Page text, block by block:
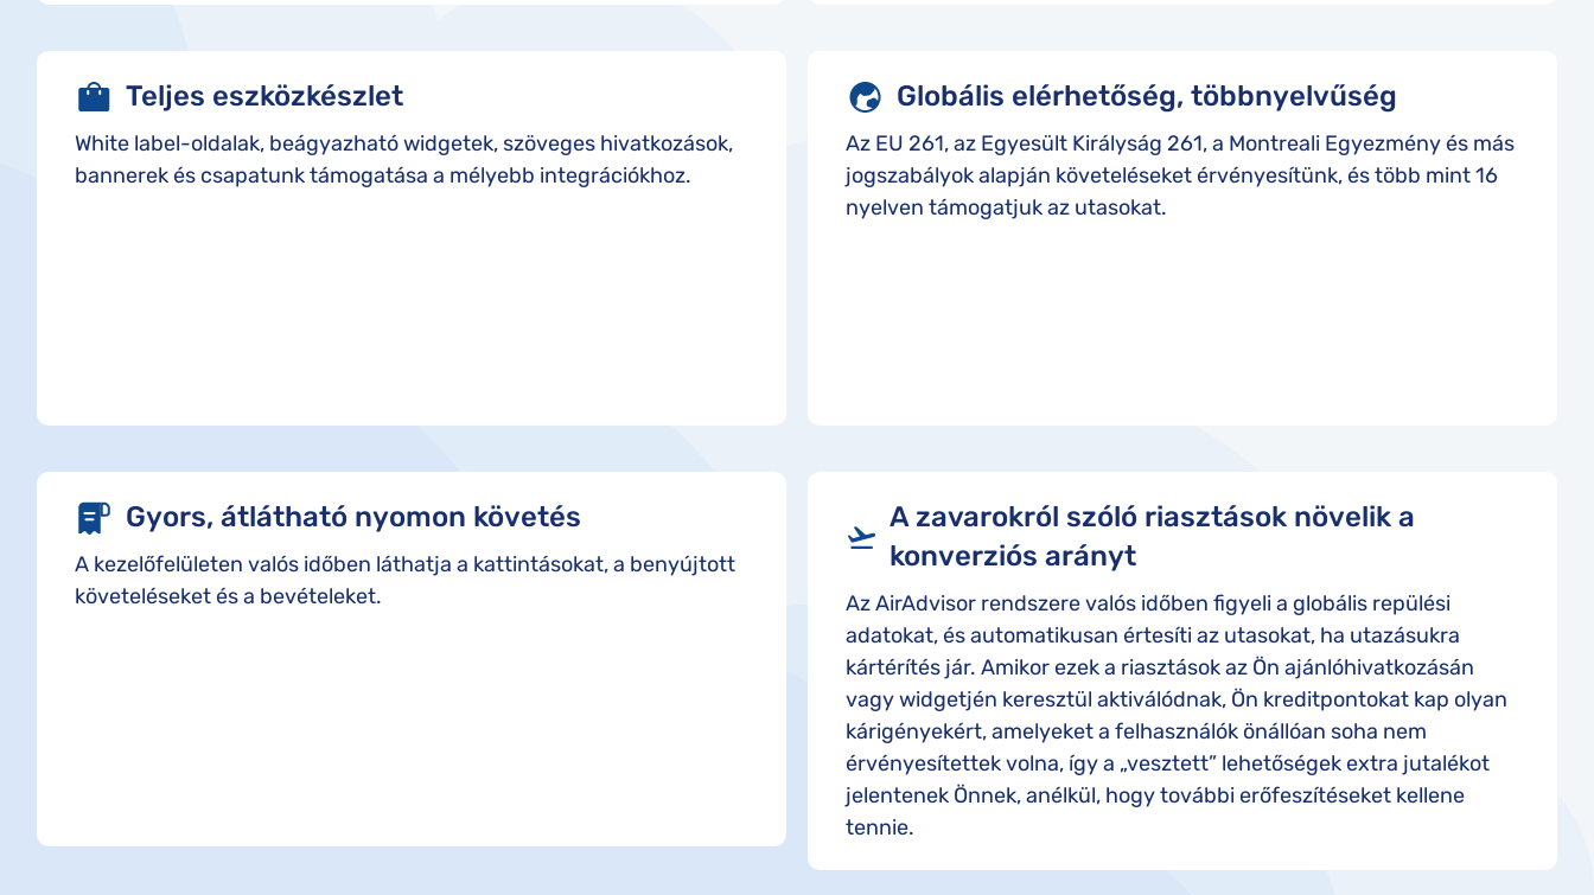
Teljes eszközkészlet
White label-oldalak, beágyazható widgetek, szöveges hivatkozások,
bannerek és csapatunk támogatása a mélyebb integrációkhoz.
Globális elérhetőség, többnyelvűség
Az EU 261, az Egyesült Királyság 261, a Montreali Egyezmény és más
jogszabályok alapján követeléseket érvényesítünk, és több mint 16
nyelven támogatjuk az utasokat.
Gyors, átlátható nyomon követés
A kezelőfelületen valós időben láthatja a kattintásokat, a benyújtott
követeléseket és a bevételeket.
A zavarokról szóló riasztások növelik a
konverziós arányt
Az AirAdvisor rendszere valós időben figyeli a globális repülési
adatokat, és automatikusan értesíti az utasokat, ha utazásukra
kártérítés jár. Amikor ezek a riasztások az Ön ajánlóhivatkozásán
vagy widgetjén keresztül aktiválódnak, Ön kreditpontokat kap olyan
kárigényekért, amelyeket a felhasználók önállóan soha nem
érvényesítettek volna, így a „vesztett” lehetőségek extra jutalékot
jelentenek Önnek, anélkül, hogy további erőfeszítéseket kellene
tennie.